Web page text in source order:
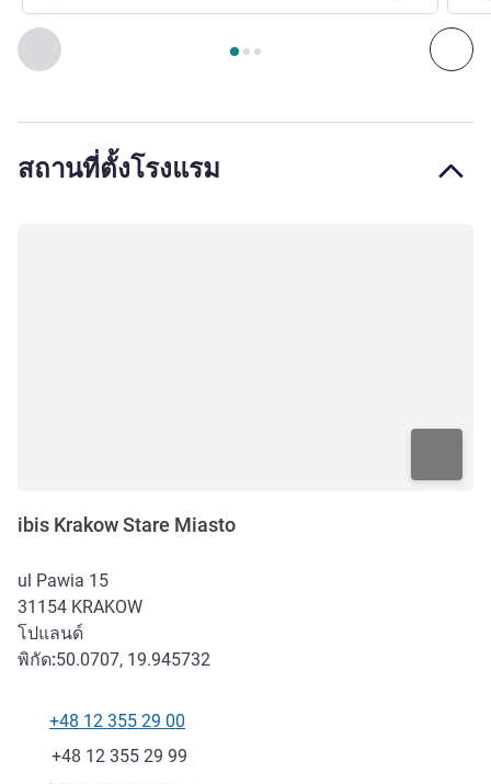
ก่อนหน้า - ห้องพัก ถั
หน้า1 , ห้องพัก 1 : Our rooms - your well-deserved
สถานที่ตั้งโรงแรม
ibis Krakow Stare Miasto
ul Pawia 15
31154 KRAKOW
โปแลนด์
พิกัด:50.0707, 19.945732
โทรศัพท์
+48 12 355 29 00
แฟกซ์
+48 12 355 29 99